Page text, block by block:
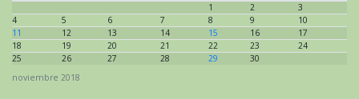
noviembre 2018
1
2
3
4
5 6 7 8 9
10
11
12 13 14 15 16
17
18
19 20 21 22 23
24
25
26 27 28 29 30